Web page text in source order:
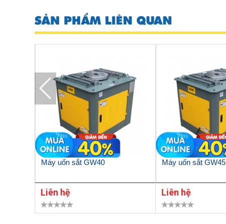
SẢN PHẨM LIÊN QUAN
Máy uốn sắt GW40
Liên hệ
Máy uốn sắt GW45
Liên hệ